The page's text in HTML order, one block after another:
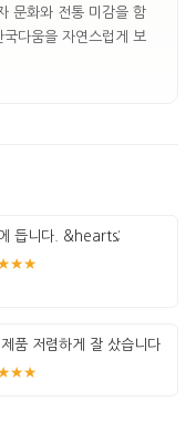
문화와 전통 미감을 함
다움을 자연스럽게 보
듭니다. &hearts;︎
품 저렴하게 잘 샀습니다